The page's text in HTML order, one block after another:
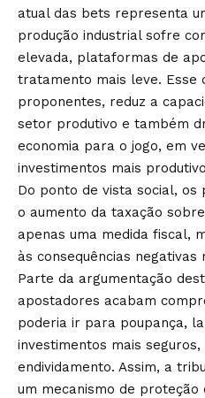
atual das bets representa
produção industrial sofre
elevada, plataformas de
tratamento mais leve. Esse
proponentes, reduz a
setor produtivo e também
economia para o jogo, em
investimentos mais
Do ponto de vista social,
o aumento da taxação
apenas uma medida fiscal,
às consequências
Parte da argumentação
apostadores acabam
poderia ir para poupança,
investimentos mais
endividamento. Assim, a
um mecanismo de proteção